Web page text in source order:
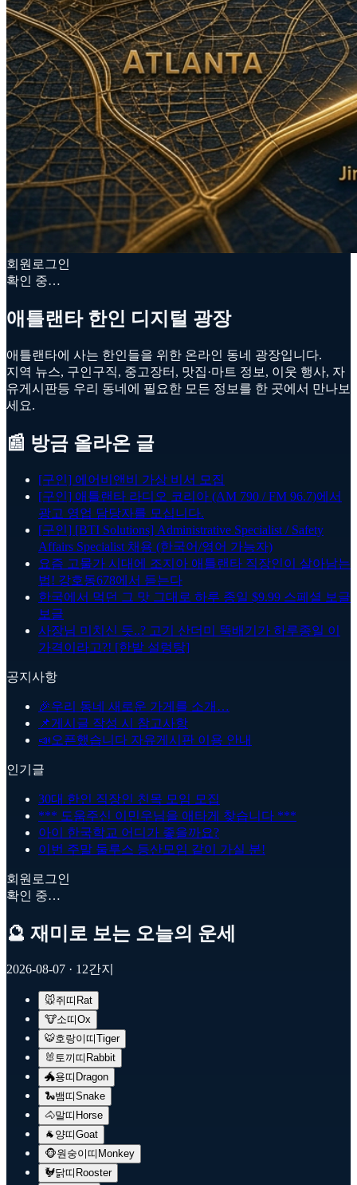
회원로그인
확인 중…
애틀랜타 한인 디지털 광장
애틀랜타에 사는 한인들을 위한 온라인 동네 광장입니다.
지역 뉴스, 구인구직, 중고장터, 맛집·마트 정보, 이웃 행사, 자
유게시판등 우리 동네에 필요한 모든 정보를 한 곳에서 만나보
세요.
📰 방금 올라온 글
[구인] 에어비앤비 가상 비서 모집
[구인] 애틀랜타 라디오 코리아 (AM 790 / FM 96.7)에서
광고 영업 담당자를 모십니다.
[구인] [BTI Solutions] Administrative Specialist / Safety
Affairs Specialist 채용 (한국어/영어 가능자)
요즘 고물가 시대에 조지아 애틀랜타 직장인이 살아남는
법! 강호동678에서 듣는다
한국에서 먹던 그 맛 그대로 하루 종일 $9.99 스페셜 보글
보글
사장님 미치신 듯..? 고기 산더미 뚝배기가 하루종일 이
가격이라고?! [한밭 설렁탕]
공지사항
🎉우리 동네 새로운 가게를 소개…
📌게시글 작성 시 참고사항
📣오픈했습니다 자유게시판 이용 안내
인기글
30대 한인 직장인 친목 모임 모집
*** 도움주신 이민우님을 애타게 찾습니다 ***
아이 한국학교 어디가 좋을까요?
이번 주말 둘루스 등산모임 같이 가실 분!
회원로그인
확인 중…
🔮 재미로 보는 오늘의 운세
2026-08-07 · 12간지
🐭쥐띠 Rat
🐮소띠Ox
🐯호랑이띠Tiger
🐰 토끼띠 Rabbit
🐲용띠 Dragon
🐍뱀띠Snake
🐴말띠 Horse
🐐 양띠Goat
🐵원숭이띠 Monkey
🐓닭띠 Rooster